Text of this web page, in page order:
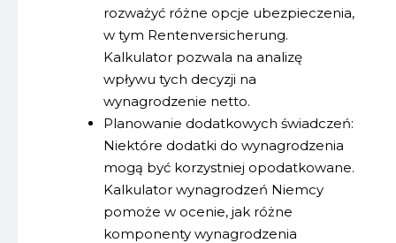
rozważyć różne opcje ubezpieczenia,
w tym Rentenversicherung.
Kalkulator pozwala na analizę
wpływu tych decyzji na
wynagrodzenie netto.
Planowanie dodatkowych świadczeń:
Niektóre dodatki do wynagrodzenia
mogą być korzystniej opodatkowane.
Kalkulator wynagrodzeń Niemcy
pomoże w ocenie, jak różne
komponenty wynagrodzenia